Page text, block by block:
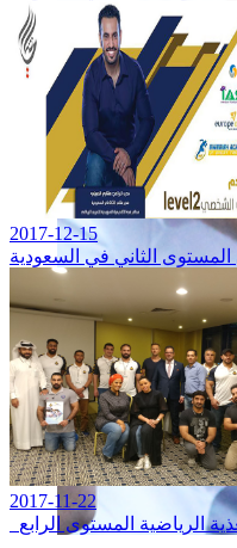
2017-12-15
الثاني في السعودية
2017-11-22
الرياضية المستوى الرابع
اشترك في نشرتنا البريدية
ابق على اخر التطورات معنا.
All rights reserved